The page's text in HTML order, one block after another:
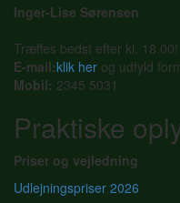
Inger-Lise Sørensen
Træffes bedst efter kl. 18.00!
E-mail:klik her og udfyld
Mobil: 2345 5031
Praktiske
Priser og vejledning
Udlejningspriser 2026